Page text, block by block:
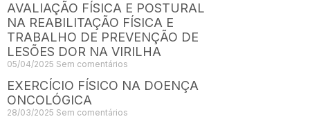
AVALIAÇÃO FÍSICA E POSTURAL
NA REABILITAÇÃO FÍSICA E
TRABALHO DE PREVENÇÃO DE
LESÕES DOR NA VIRILHA
05/04/2025 Sem comentários
EXERCÍCIO FÍSICO NA DOENÇA
ONCOLÓGICA
28/03/2025 Sem comentários